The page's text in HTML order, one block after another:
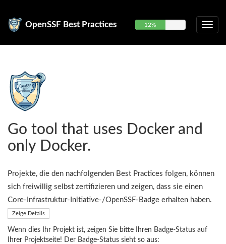
OpenSSF Best Practices 12%
Go tool that uses Docker and
only Docker.
Projekte, die den nachfolgenden Best Practices folgen, können
sich freiwillig selbst zertifizieren und zeigen, dass sie einen
Core-Infrastruktur-Initiative-/OpenSSF-Badge erhalten haben.
Zeige Details
Wenn dies Ihr Projekt ist, zeigen Sie bitte Ihren Badge-Status auf
Ihrer Projektseite! Der Badge-Status sieht so aus: